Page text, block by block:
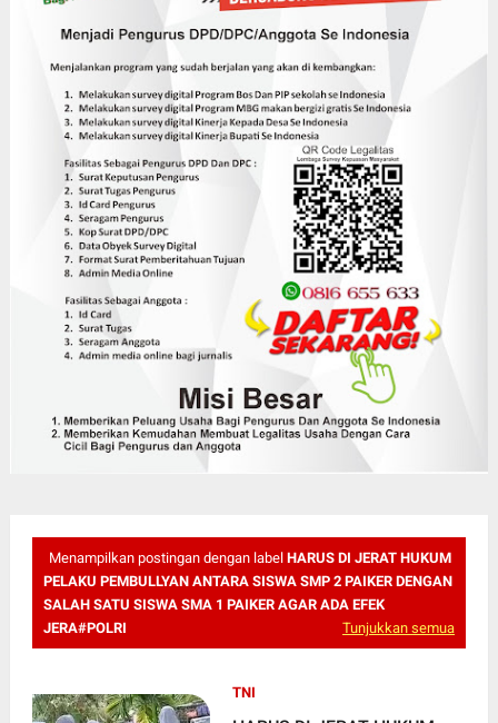
Menampilkan postingan dengan label HARUS DI JERAT HUKUM
PELAKU PEMBULLYAN ANTARA SISWA SMP 2 PAIKER DENGAN
SALAH SATU SISWA SMA 1 PAIKER AGAR ADA EFEK
JERA#POLRI
Tunjukkan semua
TNI